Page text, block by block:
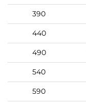
390
440
490
540
590